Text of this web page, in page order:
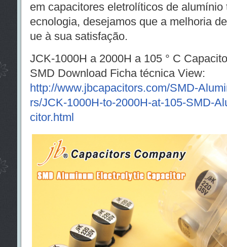
em capacitores eletrolíticos de
ecnologia, desejamos que a melhoria
ue à sua satisfação.
JCK-1000H a 2000H a 105 ° C
SMD Download Ficha técnica View:
http://www.jbcapacitors.com/SMD-
rs/JCK-1000H-to-2000H-at-105-SMD-
citor.html